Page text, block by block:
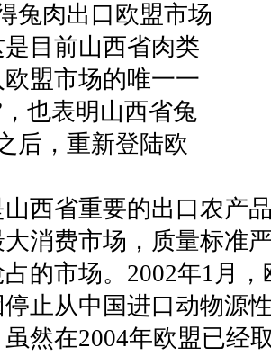
兔肉出口欧盟市场
目前山西省肉类
盟市场的唯一一
也表明山西省兔
后，重新登陆欧
西省重要的出口农产
消费市场，质量标准
的市场。2002年1月
止从中国进口动物源
然在2004年欧盟已经